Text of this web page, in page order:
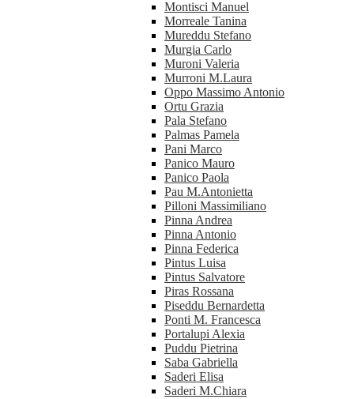
Montisci Manuel
Morreale Tanina
Mureddu Stefano
Murgia Carlo
Muroni Valeria
Murroni M.Laura
Oppo Massimo Antonio
Ortu Grazia
Pala Stefano
Palmas Pamela
Pani Marco
Panico Mauro
Panico Paola
Pau M.Antonietta
Pilloni Massimiliano
Pinna Andrea
Pinna Antonio
Pinna Federica
Pintus Luisa
Pintus Salvatore
Piras Rossana
Piseddu Bernardetta
Ponti M. Francesca
Portalupi Alexia
Puddu Pietrina
Saba Gabriella
Saderi Elisa
Saderi M.Chiara